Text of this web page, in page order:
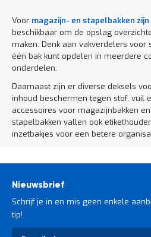
Voor magazijn- en stapelbakken
beschikbaar om de opslag
maken. Denk aan vakverdelers voor
één bak kunt opdelen in meerdere
onderdelen.
Daarnaast zijn er diverse deksels
inhoud beschermen tegen stof, vuil
accessoires voor magazijnbakken
stapelbakken vallen ook
inzetbakjes voor een betere
Nieuwsbrief
Schrijf je in en mis geen enkele
tip!
Abonneer